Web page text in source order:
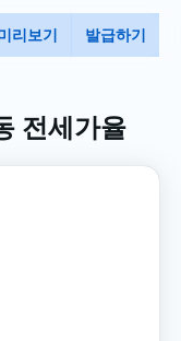
리보기 발급하기
전세가율